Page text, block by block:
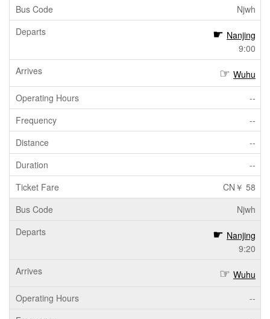
Njwh
Nanjing
9:00
Wuhu
--
--
--
--
CN￥ 58
Njwh
Nanjing
9:20
Wuhu
--